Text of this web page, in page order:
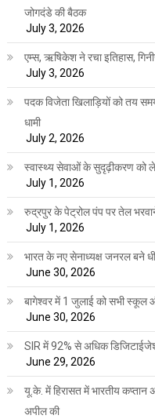
जोगदंडे की बैठक
July 3, 2026
एम्स, ऋषिकेश ने रचा इतिहास,
July 3, 2026
पदक विजेता खिलाड़ियों को तय
धामी
July 2, 2026
स्वास्थ्य सेवाओं के सुदृढ़ीकरण को
July 1, 2026
रुद्रपुर के पेट्रोल पंप पर तेल
July 1, 2026
भारत के नए सेनाध्यक्ष जनरल बने
June 30, 2026
बागेश्वर में 1 जुलाई को सभी स्कूल
June 30, 2026
SIR में 92% से अधिक
June 29, 2026
यू.के. में हिरासत में भारतीय कप्तान
अपील की